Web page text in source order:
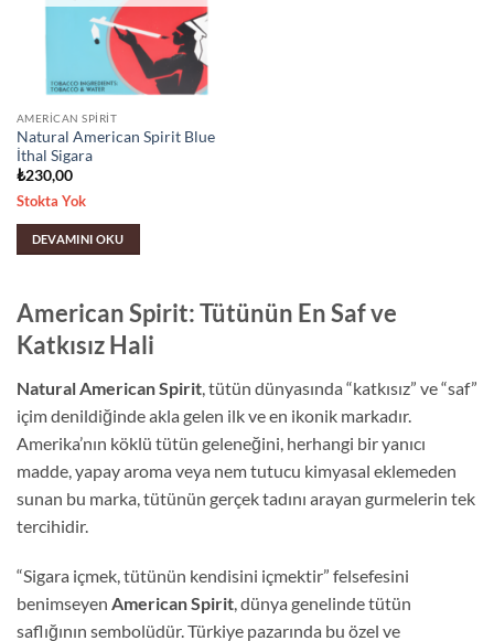
AMERICAN SPIRIT
Natural American Spirit Blue
İthal Sigara
₺230,00
Stokta Yok
DEVAMINI OKU
American Spirit: Tütünün En Saf ve
Katkısız Hali
Natural American Spirit , tütün dünyasında “katkısız” ve “saf”
içim denildiğinde akla gelen ilk ve en ikonik markadır.
Amerika’nın köklü tütün geleneğini, herhangi bir yanıcı
madde, yapay aroma veya nem tutucu kimyasal eklemeden
sunan bu marka, tütünün gerçek tadını arayan gurmelerin tek
tercihidir.
“Sigara içmek, tütünün kendisini içmektir” felsefesini
benimseyen American Spirit, dünya genelinde tütün
saflığının sembolüdür. Türkiye pazarında bu özel ve